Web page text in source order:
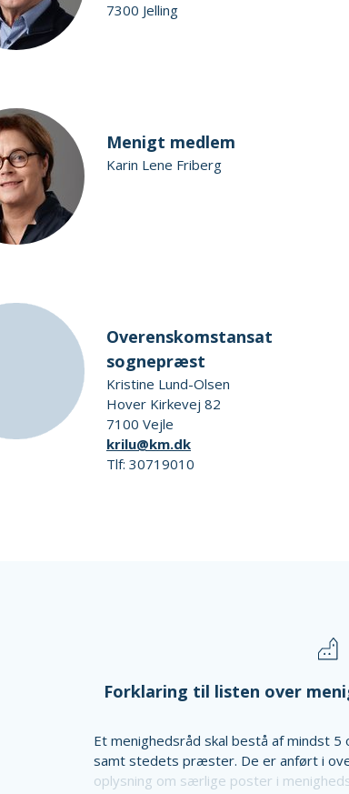
7300 Jelling
Menigt medlem
Karin Lene Friberg
Overenskomstansat
sognepræst
Kristine Lund-Olsen
Hover Kirkevej 82
7100 Vejle
krilu@km.dk
Tlf: 30719010
Forklaring til listen over
Et menighedsråd skal bestå af mindst
samt stedets præster. De er anført i
oplysning om særlige poster i